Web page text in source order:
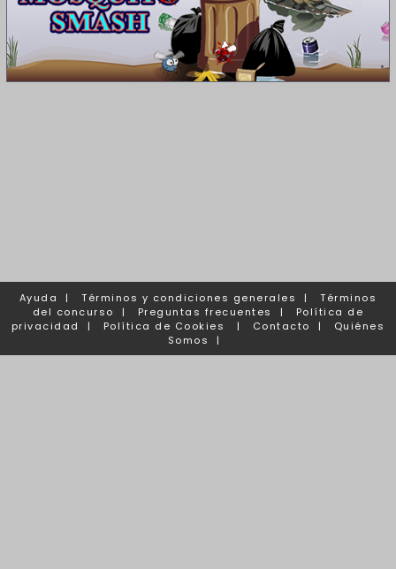
Ayuda |Términos y condiciones generales |Términos
del concurso
| Preguntas frecuentes | Política de
privacidad
| Política de Cookies | Contacto | Quiénes
Somos
|